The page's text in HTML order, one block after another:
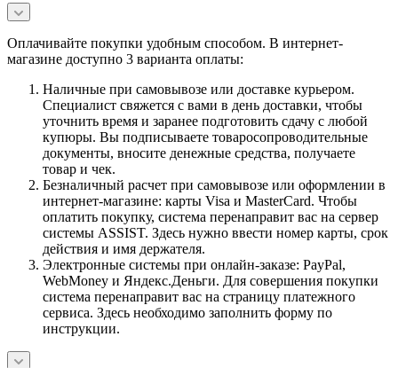
Оплачивайте покупки удобным способом. В интернет-
магазине доступно 3 варианта оплаты:
Наличные при самовывозе или доставке курьером.
Специалист свяжется с вами в день доставки, чтобы
уточнить время и заранее подготовить сдачу с любой
купюры. Вы подписываете товаросопроводительные
документы, вносите денежные средства, получаете
товар и чек.
Безналичный расчет при самовывозе или оформлении в
интернет-магазине: карты Visa и MasterCard. Чтобы
оплатить покупку, система перенаправит вас на сервер
системы ASSIST. Здесь нужно ввести номер карты, срок
действия и имя держателя.
Электронные системы при онлайн-заказе: PayPal,
WebMoney и Яндекс.Деньги. Для совершения покупки
система перенаправит вас на страницу платежного
сервиса. Здесь необходимо заполнить форму по
инструкции.